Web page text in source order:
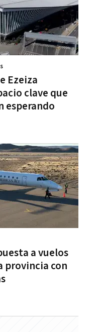
Ezeiza
clave que
esperando
a vuelos
provincia con